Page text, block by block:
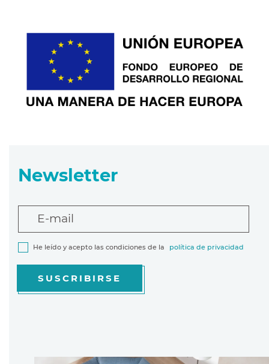
Newsletter
E-mail
He leído y acepto las condiciones de la política de privacidad
SUSCRIBIRSE